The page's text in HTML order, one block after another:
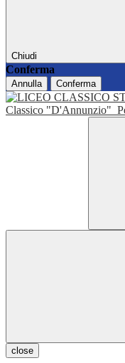
Chiudi
Conferma
Annulla Conferma
Classico "D'Annunzio"
close